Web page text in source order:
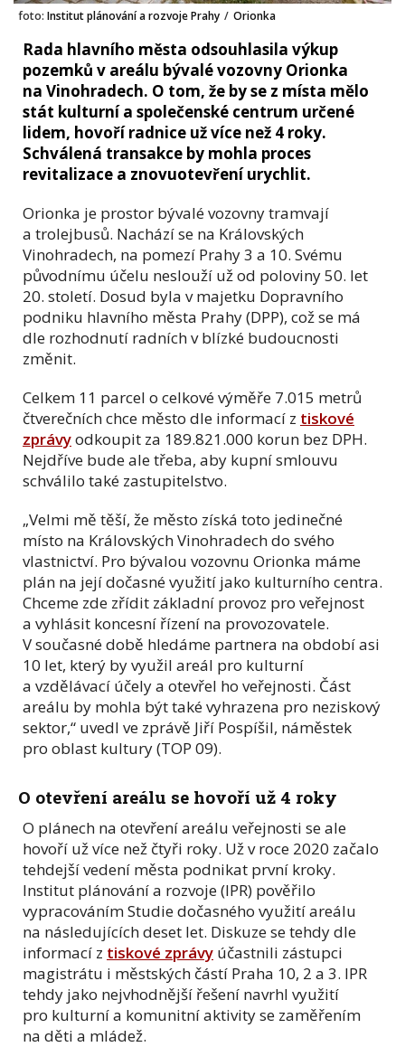
foto: Institut plánování a rozvoje Prahy / Orionka
Rada hlavního města odsouhlasila výkup
pozemků v areálu bývalé vozovny Orionka
na Vinohradech. O tom, že by se z místa mělo
stát kulturní a společenské centrum určené
lidem, hovoří radnice už více než 4 roky.
Schválená transakce by mohla proces
revitalizace a znovuotevření urychlit.
Orionka je prostor bývalé vozovny tramvají
a trolejbusů. Nachází se na Královských
Vinohradech, na pomezí Prahy 3 a 10. Svému
původnímu účelu neslouží už od poloviny 50. let
20. století. Dosud byla v majetku Dopravního
podniku hlavního města Prahy (DPP), což se má
dle rozhodnutí radních v blízké budoucnosti
změnit.
Celkem 11 parcel o celkové výměře 7.015 metrů
čtverečních chce město dle informací z tiskové
zprávyodkoupit za 189.821.000 korun bez DPH.
Nejdříve bude ale třeba, aby kupní smlouvu
schválilo také zastupitelstvo.
„Velmi mě těší, že město získá toto jedinečné
místo na Královských Vinohradech do svého
vlastnictví. Pro bývalou vozovnu Orionka máme
plán na její dočasné využití jako kulturního centra.
Chceme zde zřídit základní provoz pro veřejnost
a vyhlásit koncesní řízení na provozovatele.
V současné době hledáme partnera na období asi
10 let, který by využil areál pro kulturní
a vzdělávací účely a otevřel ho veřejnosti. Část
areálu by mohla být také vyhrazena pro neziskový
sektor,“ uvedl ve zprávě Jiří Pospíšil, náměstek
pro oblast kultury (TOP 09).
O otevření areálu se hovoří už 4 roky
O plánech na otevření areálu veřejnosti se ale
hovoří už více než čtyři roky. Už v roce 2020 začalo
tehdejší vedení města podnikat první kroky.
Institut plánování a rozvoje (IPR) pověřilo
vypracováním Studie dočasného využití areálu
na následujících deset let. Diskuze se tehdy dle
informací z tiskové zprávy účastnili zástupci
magistrátu i městských částí Praha 10, 2 a 3. IPR
tehdy jako nejvhodnější řešení navrhl využití
pro kulturní a komunitní aktivity se zaměřením
na děti a mládež.